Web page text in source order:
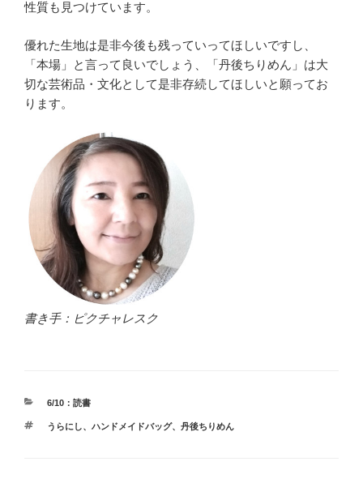
性質も見つけています。
優れた生地は是非今後も残っていってほしいですし、
「本場」と言って良いでしょう、「丹後ちりめん」は大
切な芸術品・文化として是非存続してほしいと願ってお
ります。
書き手：ピクチャレスク
カ
ゴ
6/10：読書
タ
うらにし、 ハンドメイドバッグ、 丹後ちりめん